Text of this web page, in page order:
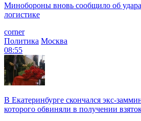
Минобороны вновь сообщило об
логистике
corner
Политика Москва
08:55
В Екатеринбурге скончался экс-
которого обвиняли в получении